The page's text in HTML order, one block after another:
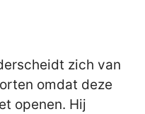
zich van
omdat deze
openen. Hij